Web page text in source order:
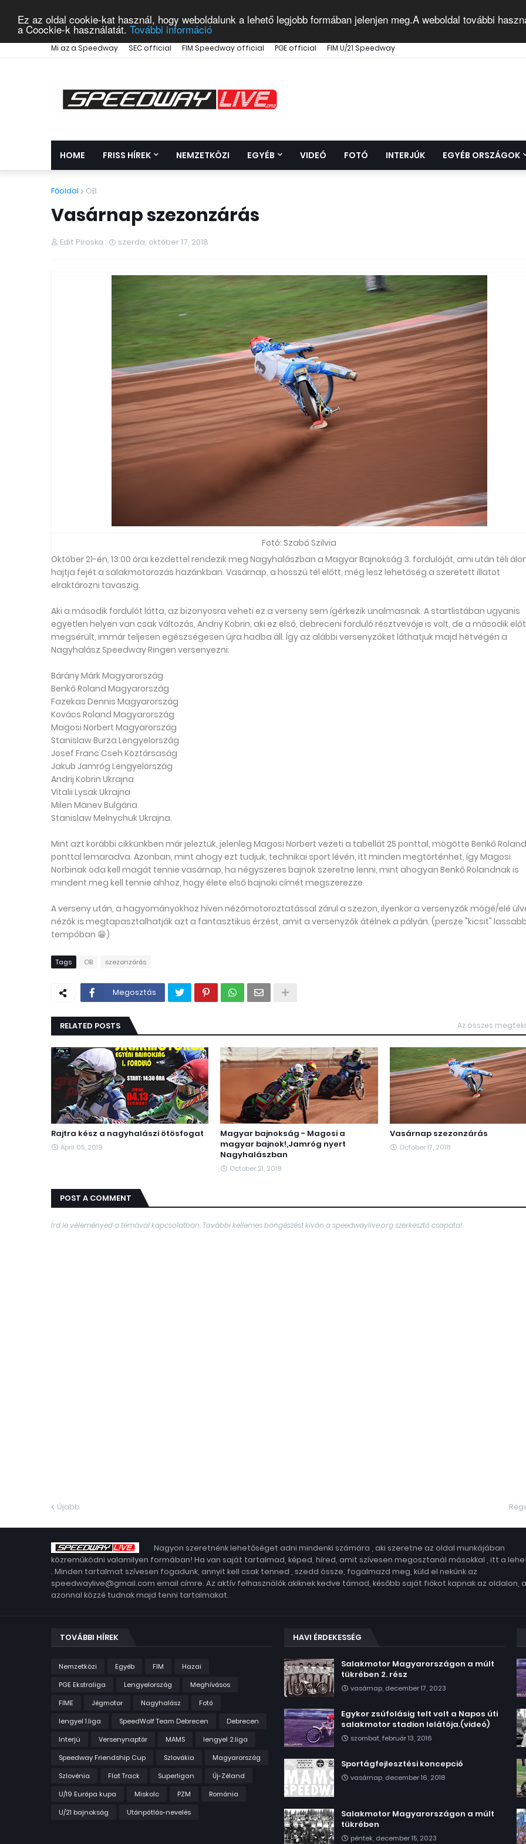
Ez az oldal cookie-kat használ, hogy weboldalunk a lehető legjobb formában jelenjen meg.A weboldal további
a Coockie-k használatát. További információ
Mi az a Speedway SEC official FIM Speedway official PGE official FIM U/21 Speedway
HOME FRISS HÍREK NEMZETKÖZI EGYÉB VIDEÓ FOTÓ INTERJÚK EGYÉB ORSZÁGOK
Főoldal OB
Vasárnap szezonzárás
Edit Piroska szerda, október 17, 2018
Fotó: Szabó Szilvia
Október 21-én, 13:00 órai kezdettel rendezik meg Nagyhalászban a Magyar Bajnokság 3. fordulóját, ami után téli
hajtja fejét a salakmotorozás hazánkban. Vasárnap, a hosszú tél előtt, még lesz lehetőség a szeretett illatot
elraktározni tavaszig.
Aki a második fordulót látta, az bizonyosra veheti ez a verseny sem ígérkezik unalmasnak. A startlistában ugyanis
egyetlen helyen van csak változás, Andriy Kobrin, aki ez első, debreceni forduló résztvevője is volt, de a második
megsérült, immár teljesen egészségesen újra hadba áll. Így az alábbi versenyzőket láthatjuk majd hétvégén a
Nagyhalász Speedway Ringen versenyezni:
Bárány Márk Magyarország
Benkő Roland Magyarország
Fazekas Dennis Magyarország
Kovács Roland Magyarország
Magosi Norbert Magyarország
Stanislaw Burza Lengyelország
Josef Franc Cseh Köztársaság
Jakub Jamróg Lengyelország
Andrij Kobrin Ukrajna
Vitalii Lysak Ukrajna
Milen Manev Bulgária
Stanislaw Melnychuk Ukrajna.
Mint azt korábbi cikkünkben már jeleztük, jelenleg Magosi Norbert vezeti a tabellát 25 ponttal, mögötte Benkő Roland
ponttal lemaradva. Azonban, mint ahogy ezt tudjuk, technikai sport lévén, itt minden megtörténhet, így Magosi
Norbinak oda kell magát tennie vasárnap, ha négyszeres bajnok szeretne lenni, mint ahogyan Benkő Rolandnak is
mindent meg kell tennie ahhoz, hogy élete első bajnoki címét megszerezze.
A verseny után, a hagyományokhoz híven nézőmotoroztatással zárul a szezon, ilyenkor a versenyzők mögé/elé
nézők is megtapasztalhatják azt a fantasztikus érzést, amit a versenyzők átélnek a pályán. (persze "kicsit" lassabb
tempóban 😁)
Tags OB szezonzárás
Megosztás
RELATED POSTS Az összes
Rajtra kész a nagyhalászi ötösfogat
April 05, 2019
Magyar bajnokság - Magosi a
magyar bajnok!,Jamróg nyert
Nagyhalászban
October 21, 2018
Vasárnap szezonzárás
October 17, 2018
POST A COMMENT
Írd le véleményed a témával kapcsolatban. További kellemes böngészést kíván a speedwaylive.org szerkesztő csapata!
Újabb
Nagyon szeretnénk lehetőséget adni mindenki számára , aki szeretne az oldal munkájában
közreműködni valamilyen formában! Ha van saját tartalmad, képed, híred, amit szívesen megosztanál másokkal , itt a
. Minden tartalmat szívesen fogadunk, annyit kell csak tenned , szedd össze, fogalmazd meg, küld el nekünk az
speedwaylive@gmail.com email címre. Az aktív felhasználók akiknek kedve támad, később saját fiókot kapnak az oldalon,
azonnal közzé tudnak majd tenni tartalmakat.
TOVÁBBI HÍREK
Nemzetközi Egyéb FIM
Hazai
PGE Ekstraliga
Lengyelország
Meghívásos
FIME
Jégmotor Nagyhalász
Fotó
lengyel 1.liga
SpeedWolf Team Debrecen
Debrecen
Interjú
Versenynaptár MAMS
lengyel 2.liga
Speedway Friendship Cup
Szlovákia
Magyarország
Szlovénia
Flat Track Superligan
Új-Zéland
U/19 Európa kupa
Miskolc PZM
Románia
U/21 bajnokság
Utánpótlás-nevelés
HAVI ÉRDEKESSÉG
Salakmotor Magyarországon a múlt
tükrében 2. rész
vasárnap, december 17, 2023
Egykor zsúfolásig telt volt a Napos úti
salakmotor stadion lelátója.(videó)
szombat, február 13, 2016
Sportágfejlesztési koncepció
vasárnap, december 16, 2018
Salakmotor Magyarországon a múlt
tükrében
péntek, december 15, 2023